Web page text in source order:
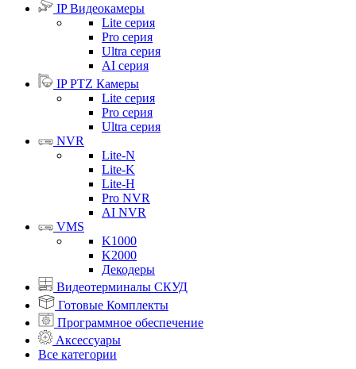
IP Видеокамеры
Lite серия
Pro серия
Ultra серия
AI серия
IP PTZ Камеры
Lite серия
Pro серия
Ultra серия
NVR
Lite-N
Lite-K
Lite-H
Pro NVR
AI NVR
VMS
K1000
K2000
Декодеры
Видеотерминалы СКУД
Готовые Комплекты
Программное обеспечение
Аксессуары
Все категории